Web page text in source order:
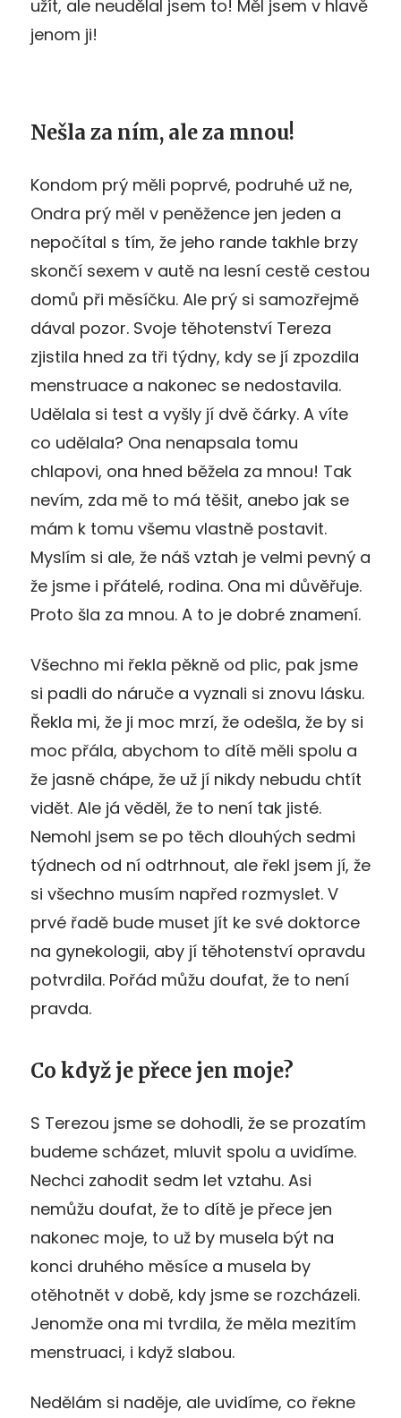
užít, ale neudělal jsem to! Měl jsem v hlavě
jenom ji!
Nešla za ním, ale za mnou!
Kondom prý měli poprvé, podruhé už ne,
Ondra prý měl v peněžence jen jeden a
nepočítal s tím, že jeho rande takhle brzy
skončí sexem v autě na lesní cestě cestou
domů při měsíčku. Ale prý si samozřejmě
dával pozor. Svoje těhotenství Tereza
zjistila hned za tři týdny, kdy se jí zpozdila
menstruace a nakonec se nedostavila.
Udělala si test a vyšly jí dvě čárky. A víte
co udělala? Ona nenapsala tomu
chlapovi, ona hned běžela za mnou! Tak
nevím, zda mě to má těšit, anebo jak se
mám k tomu všemu vlastně postavit.
Myslím si ale, že náš vztah je velmi pevný a
že jsme i přátelé, rodina. Ona mi důvěřuje.
Proto šla za mnou. A to je dobré znamení.
Všechno mi řekla pěkně od plic, pak jsme
si padli do náruče a vyznali si znovu lásku.
Řekla mi, že ji moc mrzí, že odešla, že by si
moc přála, abychom to dítě měli spolu a
že jasně chápe, že už jí nikdy nebudu chtít
vidět. Ale já věděl, že to není tak jisté.
Nemohl jsem se po těch dlouhých sedmi
týdnech od ní odtrhnout, ale řekl jsem jí, že
si všechno musím napřed rozmyslet. V
prvé řadě bude muset jít ke své doktorce
na gynekologii, aby jí těhotenství opravdu
potvrdila. Pořád můžu doufat, že to není
pravda.
Co když je přece jen moje?
S Terezou jsme se dohodli, že se prozatím
budeme scházet, mluvit spolu a uvidíme.
Nechci zahodit sedm let vztahu. Asi
nemůžu doufat, že to dítě je přece jen
nakonec moje, to už by musela být na
konci druhého měsíce a musela by
otěhotnět v době, kdy jsme se rozcházeli.
Jenomže ona mi tvrdila, že měla mezitím
menstruaci, i když slabou.
Nedělám si naděje, ale uvidíme, co řekne